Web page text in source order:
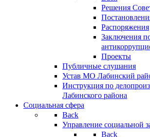
Решения
Распоряжения
Заключения
Проекты
Публичные слушания
Устав МО Лабинский
Инструкция по
Лабинского района
Социальная сфера
Back
Управление социальной
Back